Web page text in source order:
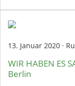
13. Januar 2020 ·
WIR HABEN ES
Berlin